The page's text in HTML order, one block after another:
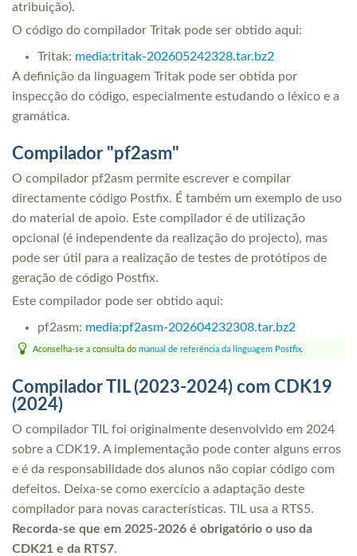
atribuição).
O código do compilador Tritak pode ser obtido aqui:
Tritak: media:tritak-202605242328.tar.bz2
A definição da linguagem Tritak pode ser obtida por
inspecção do código, especialmente estudando o léxico e a
gramática.
Compilador "pf2asm"
O compilador pf2asm permite escrever e compilar
directamente código Postfix. É também um exemplo de uso
do material de apoio. Este compilador é de utilização
opcional (é independente da realização do projecto), mas
pode ser útil para a realização de testes de protótipos de
geração de código Postfix.
Este compilador pode ser obtido aqui:
pf2asm: media:pf2asm-202604232308.tar.bz2
Aconselha-se a consulta do manual de referência da linguagem Postfix
Compilador TIL (2023-2024) com CDK19
(2024)
O compilador TIL foi originalmente desenvolvido em 2024
sobre a CDK19. A implementação pode conter alguns erros
e é da responsabilidade dos alunos não copiar código com
defeitos. Deixa-se como exercício a adaptação deste
compilador para novas características. TIL usa a RTS5.
Recorda-se que em 2025-2026 é obrigatório o uso da
CDK21 e da RTS7.